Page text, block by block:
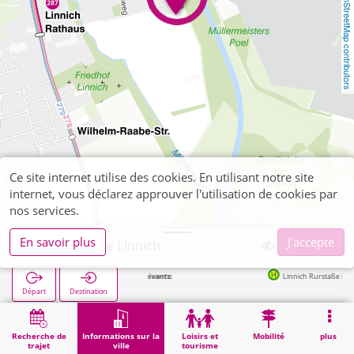
OpenStreetMap contributors
Recherche de
trajet
Informations sur la
ville
Loisirs et
tourisme
Mobilité plus
Polizeischule Linnich
Départ Destination
Arrêts suivants: Linnich Rurstaße in 437m
Démarrage Informations sur la ville Polizeischule Linnich
Ce site internet utilise des cookies. En utilisant notre site
internet, vous déclarez approuver l'utilisation de cookies par
nos services.
En savoir plus
J'accepte